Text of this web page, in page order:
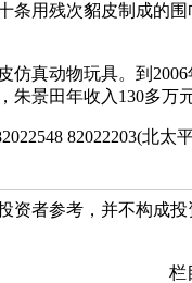
用残次貂皮制成的围
真动物玩具。到2006
景田年收入130多万元
82022203(北太
资者参考，并不构成
栏